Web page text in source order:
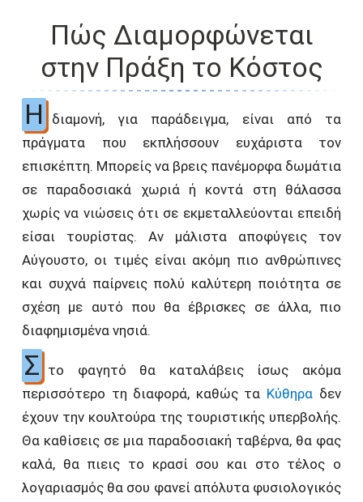
Πώς Διαμορφώνεται
στην Πράξη το Κόστος
Η
διαμονή, για παράδειγμα, είναι από τα
πράγματα που εκπλήσσουν ευχάριστα τον
επισκέπτη. Μπορείς να βρεις πανέμορφα δωμάτια
σε παραδοσιακά χωριά ή κοντά στη θάλασσα
χωρίς να νιώσεις ότι σε εκμεταλλεύονται επειδή
είσαι τουρίστας. Αν μάλιστα αποφύγεις τον
Αύγουστο, οι τιμές είναι ακόμη πιο ανθρώπινες
και συχνά παίρνεις πολύ καλύτερη ποιότητα σε
σχέση με αυτό που θα έβρισκες σε άλλα, πιο
διαφημισμένα νησιά.
Σ το φαγητό θα καταλάβεις ίσως ακόμα
περισσότερο τη διαφορά, καθώς τα Κύθηρα δεν
έχουν την κουλτούρα της τουριστικής υπερβολής.
Θα καθίσεις σε μια παραδοσιακή ταβέρνα, θα φας
καλά, θα πιεις το κρασί σου και στο τέλος ο
λογαριασμός θα σου φανεί απόλυτα φυσιολογικός